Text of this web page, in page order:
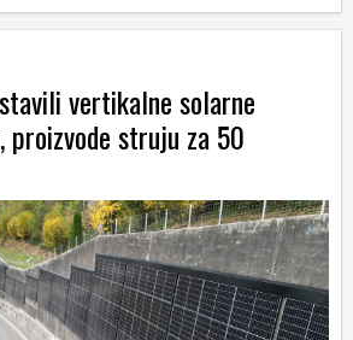
vertikalne solarne
proizvode struju za 50